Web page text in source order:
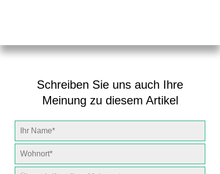
Schreiben Sie uns auch Ihre
Meinung zu diesem Artikel